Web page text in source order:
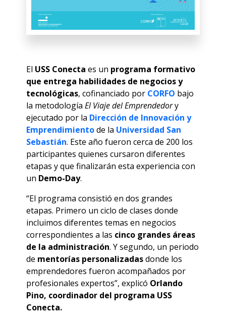
El USS Conecta es un programa formativo
que entrega habilidades de negocios y
tecnológicas, cofinanciado por CORFO bajo
la metodología El Viaje del Emprendedory
ejecutado por la Dirección de Innovación y
Emprendimientode la Universidad San
Sebastián. Este año fueron cerca de 200 los
participantes quienes cursaron diferentes
etapas y que finalizarán esta experiencia con
un Demo-Day.
“El programa consistió en dos grandes
etapas. Primero un ciclo de clases donde
incluimos diferentes temas en negocios
correspondientes a las cinco grandes áreas
de la administración. Y segundo, un periodo
de mentorías personalizadasdonde los
emprendedores fueron acompañados por
profesionales expertos”, explicó Orlando
Pino, coordinador del programa USS
Conecta.